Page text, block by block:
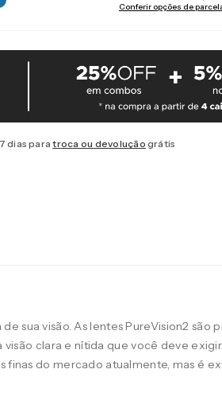
Conferir opções de
7 dias paratroca ou devolução grátis
sua visão. As lentes PureVision2 são
clara e nítida que você deve
finas do mercado atualmente, mas é